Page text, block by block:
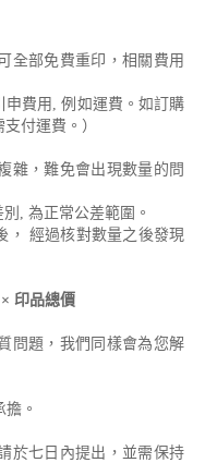
全部免費重印，相關費用
申費用, 例如運費。如訂購
付運費。）
雜，難免會出現數量的問
, 為正常公差範圍。
， 經過核對數量之後發現
印品總價
問題，我們同樣會為您解
。
於七日內提出，並需保持